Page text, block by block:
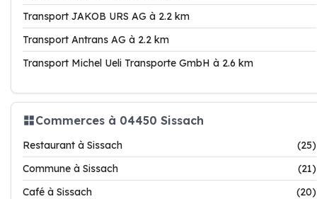
Transport JAKOB URS AG à 2.2 km
Transport Antrans AG à 2.2 km
Transport Michel Ueli Transporte GmbH à 2.6 km
Commerces à 04450 Sissach
Restaurant à Sissach
(25)
Commune à Sissach
(21)
Café à Sissach
(20)